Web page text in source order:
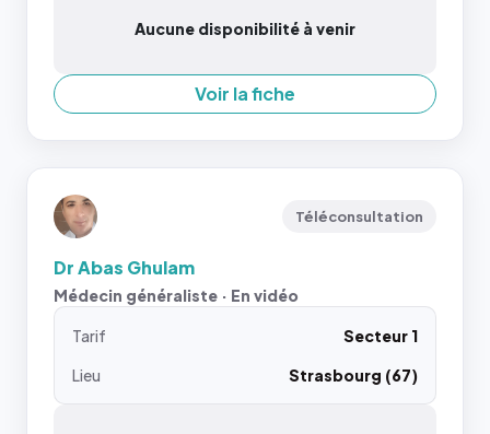
Aucune disponibilité à venir
Voir la fiche
Téléconsultation
Dr Abas Ghulam
Médecin généraliste · En vidéo
Tarif
Secteur 1
Lieu
Strasbourg (67)